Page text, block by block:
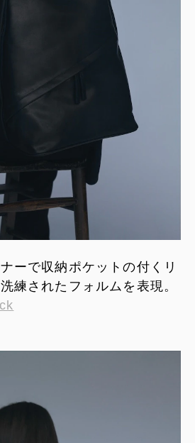
ーで収納ポケットの付くリ
練されたフォルムを表現。